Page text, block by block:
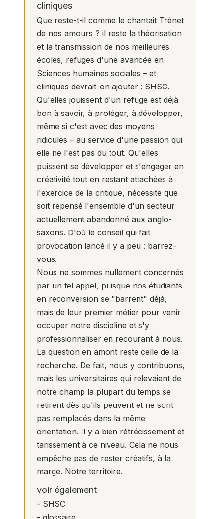
cliniques
Que reste-t-il comme le chantait Trénet
de nos amours ? il reste la théorisation
et la transmission de nos meilleures
écoles, refuges d'une avancée en
Sciences humaines sociales – et
cliniques devrait-on ajouter : SHSC.
Qu'elles jouissent d'un refuge est déjà
bon à savoir, à protéger, à développer,
même si c'est avec des moyens
ridicules – au service d'une passion qui
elle ne l'est pas du tout. Qu'elles
puissent se développer et s'engager en
créativité tout en restant attachées à
l'exercice de la critique, nécessite que
soit repensé l'ensemble d'un secteur
actuellement abandonné aux anglo-
saxons. D'où le conseil qui fait
provocation lancé il y a peu : barrez-
vous.
Nous ne sommes nullement concernés
par un tel appel, puisque nos étudiants
en reconversion se "barrent" déjà,
mais de leur premier métier pour venir
occuper notre discipline et s'y
professionnaliser en recourant à nous.
La question en amont reste celle de la
recherche. De fait, nous y contribuons,
mais les universitaires qui relevaient de
notre champ la plupart du temps se
retirent dès qu'ils peuvent et ne sont
pas remplacés dans la même
orientation. Il y a bien rétrécissement et
tarissement à ce niveau. Cela ne nous
empêche pas de rester créatifs, à la
marge. Notre territoire.
voir également
- SHSC